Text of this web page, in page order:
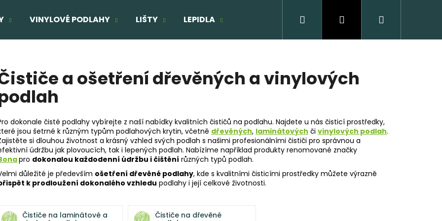
VINYLOVÉ PODLAHY LIŠTY LEPIDLA VZORKY ZDARMA Přihlášení
a ošetření dřevěných a vinylových
dokonale čisté podlahy vybírejte z naší nabídky kvalitních čističů na podlahu. Najdete u nás čisticí prostředky,
jsou šetrné k různým typům podlahových krytin, včetně dřevěných, laminátových či vinylových podlah.
si dlouhou životnost a krásný vzhled svých podlah s našimi profesionálními čističi pro správnou a
údržbu jak plovoucích, tak i lepených podlah. Nabízíme například produkty renomované značky
pro dokonalou každodenní údržbu i čištění různých typů podlah.
důležité je především ošetření dřevěné podlahy, kde s kvalitními čisticími prostředky můžete výrazně
k prodloužení dokonalého vzhledu podlahy i její celkové životnosti.
Čističe na laminátové a
Čističe na dřevěné
Doporučujeme
DŘEVĚNÁ PODLAHA DUB
CLICK 190
803 Kč
2 160 Kč
TŘÍVRSTVÁ DŘEVĚNÁ PODLAHA DUB
SUPERRUSTIC - CLICK
2 166 Kč
Původně:2 287 Kč